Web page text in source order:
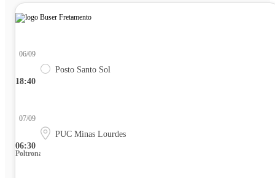
18:40
06/09
Posto Santo Sol
06:30
07/09
PUC Minas Lourdes
Poltrona